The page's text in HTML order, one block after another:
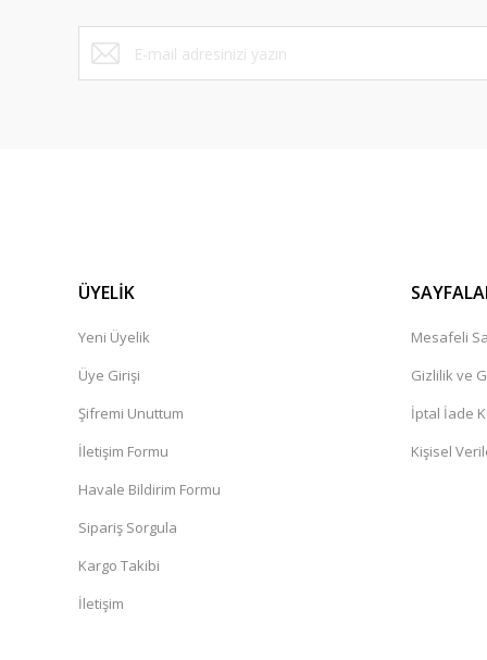
Deneyimini Paylaş
ÜYELİK
Yeni Üyelik
Üye Girişi
Şifremi Unuttum
İletişim Formu
Havale Bildirim Formu
Sipariş Sorgula
Kargo Takibi
İletişim
Mesafeli
Gizlilik ve
İptal İade
Kişisel